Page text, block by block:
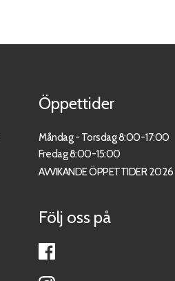
Öppettider
Måndag - Torsdag 8:00-17:00
Fredag 8:00-15:00
AVVIKANDE ÖPPETTIDER 2026
Följ oss på